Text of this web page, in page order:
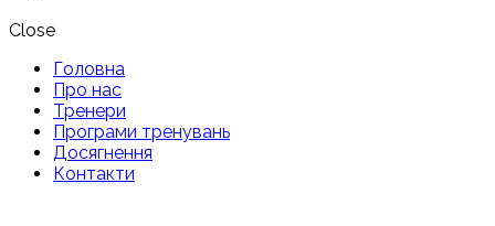
Close
Головна
Про нас
Тренери
Програми тренувань
Досягнення
Контакти